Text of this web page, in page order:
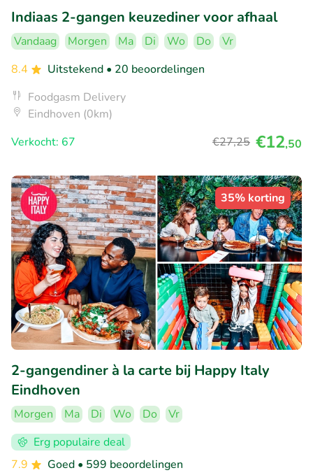
Indiaas 2-gangen keuzediner voor afhaal
Vandaag Morgen Ma Di Wo Do
Vr
8.4
Uitstekend • 20 beoordelingen
Foodgasm Delivery
Eindhoven (0km)
Verkocht: 67
€27,25 €12,50
35% korting
2-gangendiner à la carte bij Happy Italy
Eindhoven
Morgen Ma Di Wo Do
Vr
Erg populaire deal
7.9
Goed • 599 beoordelingen